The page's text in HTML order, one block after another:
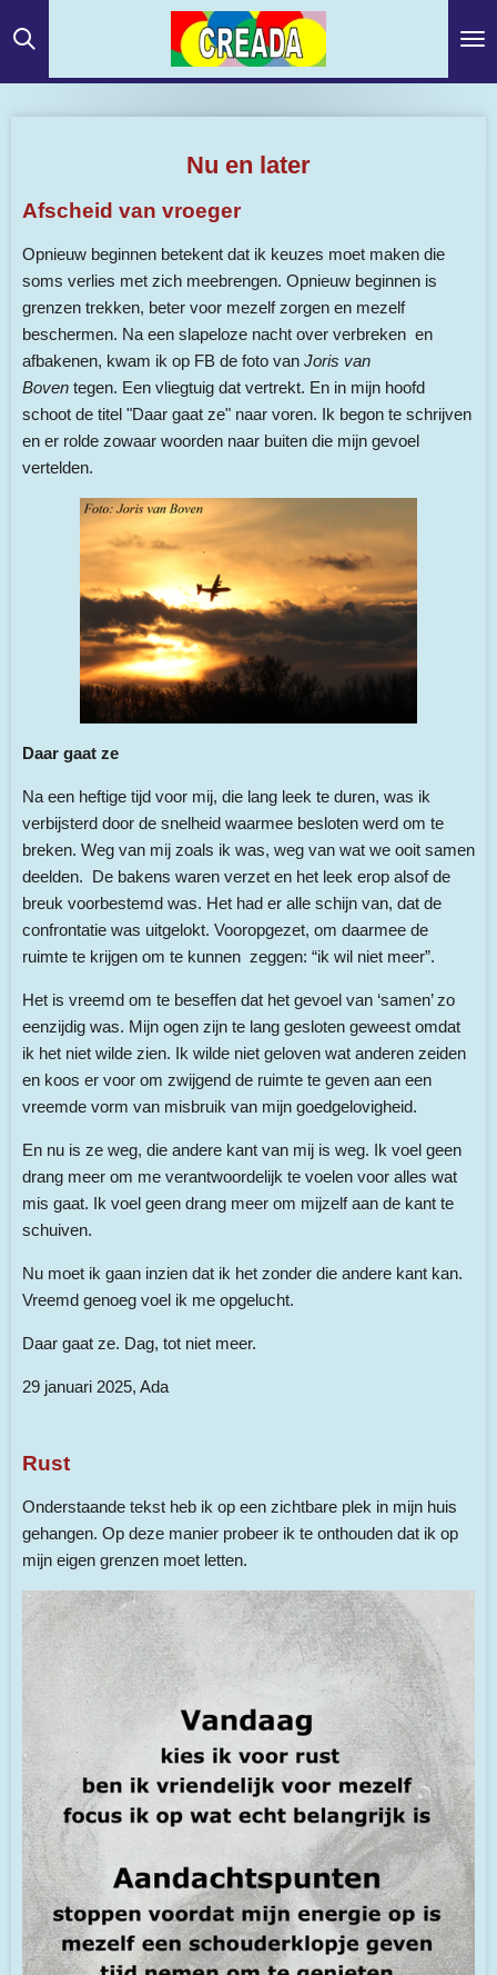
direct
Nu en later
Afscheid van vroeger
Opnieuw beginnen betekent dat ik keuzes moet maken die
soms verlies met zich meebrengen. Opnieuw beginnen is
grenzen trekken, beter voor mezelf zorgen en mezelf
beschermen. Na een slapeloze nacht over verbreken en
afbakenen, kwam ik op FB de foto van Joris van
Boven tegen. Een vliegtuig dat vertrekt. En in mijn hoofd
schoot de titel "Daar gaat ze" naar voren. Ik begon te schrijven
en er rolde zowaar woorden naar buiten die mijn gevoel
vertelden.
Daar gaat ze
Na een heftige tijd voor mij, die lang leek te duren, was ik
verbijsterd door de snelheid waarmee besloten werd om te
breken. Weg van mij zoals ik was, weg van wat we ooit samen
deelden. De bakens waren verzet en het leek erop alsof de
breuk voorbestemd was. Het had er alle schijn van, dat de
confrontatie was uitgelokt. Vooropgezet, om daarmee de
ruimte te krijgen om te kunnen zeggen: “ik wil niet meer”.
Het is vreemd om te beseffen dat het gevoel van ‘samen’ zo
eenzijdig was. Mijn ogen zijn te lang gesloten geweest omdat
ik het niet wilde zien. Ik wilde niet geloven wat anderen zeiden
en koos er voor om zwijgend de ruimte te geven aan een
vreemde vorm van misbruik van mijn goedgelovigheid.
En nu is ze weg, die andere kant van mij is weg. Ik voel geen
drang meer om me verantwoordelijk te voelen voor alles wat
mis gaat. Ik voel geen drang meer om mijzelf aan de kant te
schuiven.
Nu moet ik gaan inzien dat ik het zonder die andere kant kan.
Vreemd genoeg voel ik me opgelucht.
Daar gaat ze. Dag, tot niet meer.
29 januari 2025, Ada
Rust
Onderstaande tekst heb ik op een zichtbare plek in mijn huis
gehangen. Op deze manier probeer ik te onthouden dat ik op
mijn eigen grenzen moet letten.